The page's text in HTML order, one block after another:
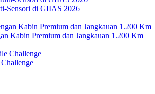
Sensori di GIIAS 2026
Kabin Premium dan Jangkauan 1.200 Km